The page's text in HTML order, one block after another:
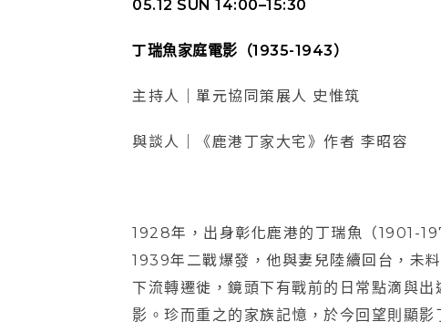
05.12 SUN 14:00–15:30
丁瑞魚家庭電影（1935-1943）
主持人｜單元協同策展人 史惟筑
與談人｜《鹿港丁家大宅》作者 李昭容
1928年，出身彰化鹿港的丁瑞魚（1901-
1939年二戰爆發，他與妻兒陸續回台，未
下流轉遷徙，鏡頭下有戰前的日常點滴與
影。珍而重之的家族記憶，於今回望則顯